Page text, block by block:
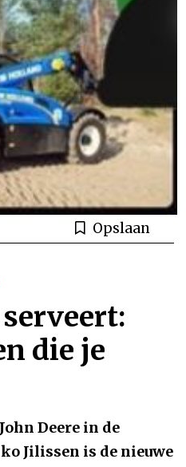
Opslaan
die je
Deere in de
Jilissen is de nieuwe